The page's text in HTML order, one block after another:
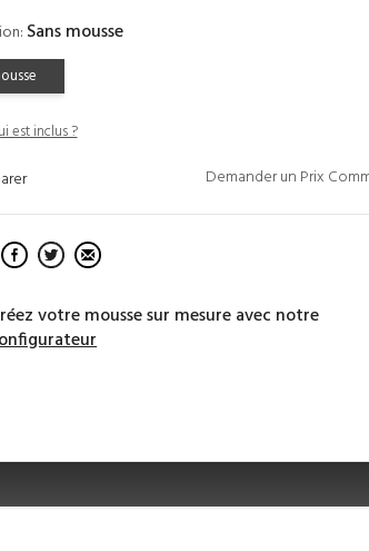
Sans mousse
est inclus ?
Demander un Prix
votre mousse sur mesure avec notre